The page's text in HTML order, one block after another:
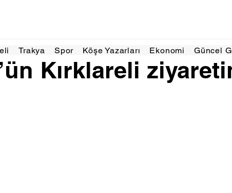
Trakya Spor Köşe Yazarları Ekonomi Güncel
Kırklareli
1 dakikada okunur